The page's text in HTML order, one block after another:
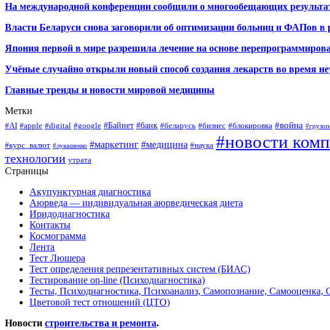
На международной конференции сообщили о многообещающих
Власти Беларуси снова заговорили об оптимизации больниц и ФАПов в
Япония первой в мире разрешила лечение на основе
Учёные случайно открыли новый способ создания лекарств во время
Главные тренды и новости мировой медицины
Метки
#AI #apple #digital #google #Байнет #банк #беларусь #бизнес #блокировка #война
#курс_валют #лукашенко #маркетинг #медицина #наука #новости
технологии утрата
Страницы
Акупунктурная диагностика
Аюрведа — индивидуальная аюрведическая диета
Иридодиагностика
Контакты
Космограмма
Лента
Тест Люшера
Тест определения репрезентативных систем (БИАС)
Тестирование on-line (Психодиагностика)
Тесты, Психодиагностика, Психоанализ, Самопознание, Самооценка,
Цветовой тест отношений (ЦТО)
Новости строительства и ремонта.